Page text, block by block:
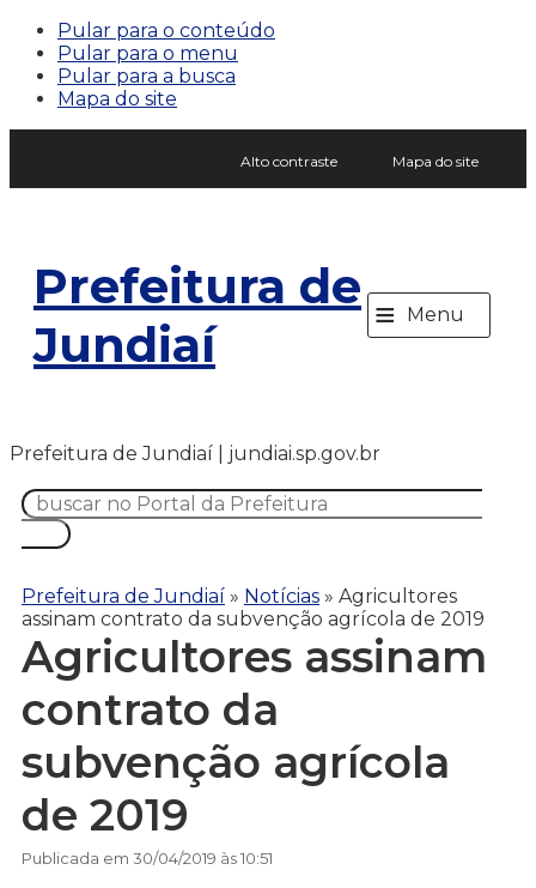
Pular para o conteúdo
Pular para o menu
Pular para a busca
Mapa do site
Alto contraste Mapa do site
Prefeitura de
Jundiaí
≡ Menu
Prefeitura de Jundiaí | jundiai.sp.gov.br
Prefeitura de Jundiaí » Notícias » Agricultores
assinam contrato da subvenção agrícola de 2019
Agricultores assinam
contrato da
subvenção agrícola
de 2019
Publicada em 30/04/2019 às 10:51